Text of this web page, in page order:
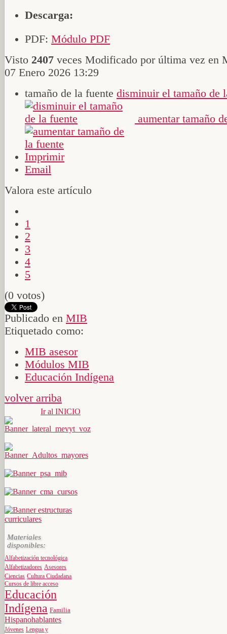
Descarga:
PDF: Módulo PDF
Visto 2407 veces Modificado por última vez en
07 Enero 2026 13:29
tamaño de la fuente disminuir el tamaño de
aumentar tamaño
Imprimir
Email
Valora este artículo
1
2
3
4
5
(0 votos)
Publicado en MIB
Etiquetado como:
MIB asesor
Módulos MIB
Educación Indígena
volver arriba
Ir al INICIO
Materiales
disponibles:
Alfabetización tecnológica
Alfabetizadores Asesores
Ciencias Cultura Ciudadana
Cursos de libre acceso
Educación
Indígena Familia
Hispanohablantes
Jóvenes Lengua y